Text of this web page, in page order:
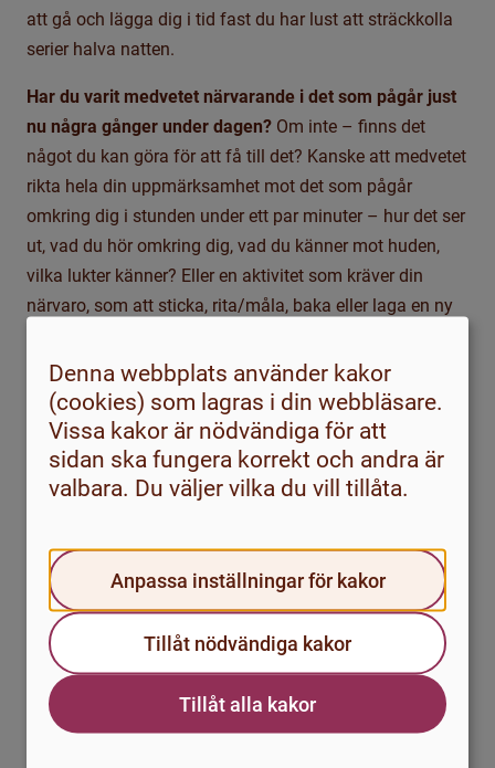
att gå och lägga dig i tid fast du har lust att sträckkolla
serier halva natten.
Har du varit medvetet närvarande i det som pågår just
nu några gånger under dagen? Om inte – finns det
något du kan göra för att få till det? Kanske att medvetet
rikta hela din uppmärksamhet mot det som pågår
omkring dig i stunden under ett par minuter – hur det ser
ut, vad du hör omkring dig, vad du känner mot huden,
vilka lukter känner? Eller en aktivitet som kräver din
närvaro, som att sticka, rita/måla, baka eller laga en ny
Har du ägnat dig åt att kritisera eller döma dig själv
eller det du gör?Går det att ha en mer respektfull dialog
med dig själv? Kan du vara saklig och ta till
problemlösning när det finns något du kan förändra, och
sträva efter acceptans av det som du inte kan
istället för att till exempel fastna i ältande.
Tack för att du valt att lägga tid på att ta del av detta
innehåll, och varmt lycka till med att öka balansen
mellan stress och återhämtning!
Denna webbplats använder kakor
(cookies) som lagras i din webbläsare.
Vissa kakor är nödvändiga för att
sidan ska fungera korrekt och andra är
valbara. Du väljer vilka du vill tillåta.
Anpassa inställningar för kakor
Tillåt nödvändiga kakor
Tillåt alla kakor